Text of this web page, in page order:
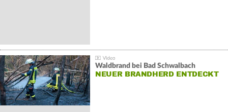
Waldbrand bei Bad Schwalbach
NEUER BRANDHERD ENTDECKT